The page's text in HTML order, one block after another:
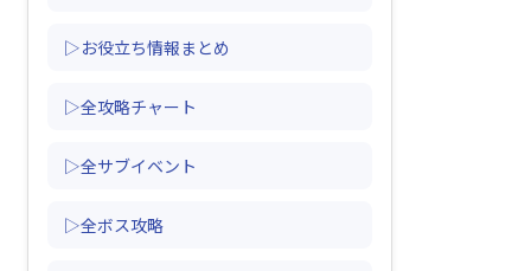
▷お役立ち情報まとめ
▷全攻略チャート
▷全サブイベント
▷全ボス攻略